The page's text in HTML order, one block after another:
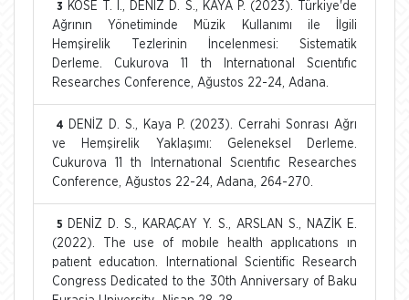
3
KÖSE T. İ., DENİZ D. S., KAYA P. (2023). Türkiye'de
Ağrının Yönetiminde Müzik Kullanımı ile İlgili
Hemşirelik Tezlerinin İncelenmesi: Sistematik
Derleme. Cukurova 11 th Internatıonal Scıentıfıc
Researches Conference, Ağustos 22-24, Adana.
4
DENİZ D. S., Kaya P. (2023). Cerrahi Sonrası Ağrı
ve Hemşirelik Yaklaşımı: Geleneksel Derleme.
Cukurova 11 th Internatıonal Scıentıfıc Researches
Conference, Ağustos 22-24, Adana, 264-270.
5
DENİZ D. S., KARAÇAY Y. S., ARSLAN S., NAZİK E.
(2022). The use of mobıle health applıcatıons ın
patıent educatıon. International Scientific Research
Congress Dedicated to the 30th Anniversary of Baku